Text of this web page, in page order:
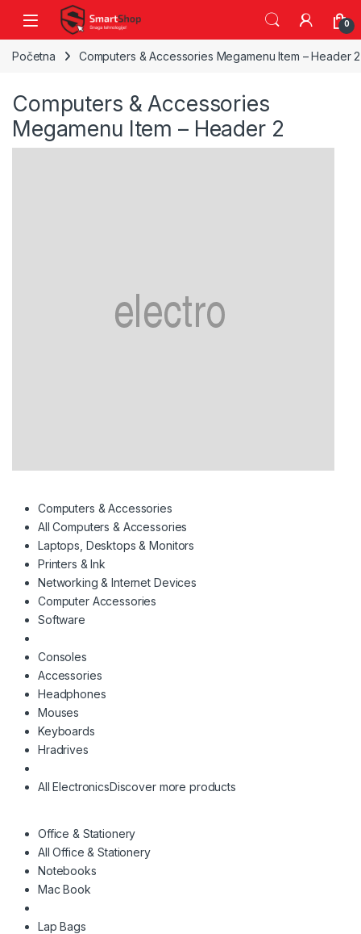
Skip to navigation
Skip to content
0
Početna Computers & Accessories Megamenu Item – Header 2
Computers & Accessories
Megamenu Item – Header 2
Computers & Accessories
All Computers & Accessories
Laptops, Desktops & Monitors
Printers & Ink
Networking & Internet Devices
Computer Accessories
Software
Consoles
Accessories
Headphones
Mouses
Keyboards
Hradrives
All ElectronicsDiscover more products
Office & Stationery
All Office & Stationery
Notebooks
Mac Book
Lap Bags